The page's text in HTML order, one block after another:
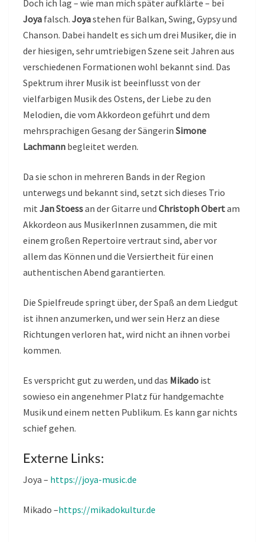
Doch ich lag – wie man mich später aufklärte – bei
Joya falsch. Joyastehen für Balkan, Swing, Gypsy und
Chanson. Dabei handelt es sich um drei Musiker, die in
der hiesigen, sehr umtriebigen Szene seit Jahren aus
verschiedenen Formationen wohl bekannt sind. Das
Spektrum ihrer Musik ist beeinflusst von der
vielfarbigen Musik des Ostens, der Liebe zu den
Melodien, die vom Akkordeon geführt und dem
mehrsprachigen Gesang der Sängerin Simone
Lachmann begleitet werden.
Da sie schon in mehreren Bands in der Region
unterwegs und bekannt sind, setzt sich dieses Trio
mit Jan Stoessan der Gitarre und Christoph Obertam
Akkordeon aus MusikerInnen zusammen, die mit
einem großen Repertoire vertraut sind, aber vor
allem das Können und die Versiertheit für einen
authentischen Abend garantierten.
Die Spielfreude springt über, der Spaß an dem Liedgut
ist ihnen anzumerken, und wer sein Herz an diese
Richtungen verloren hat, wird nicht an ihnen vorbei
kommen.
Es verspricht gut zu werden, und das Mikado ist
sowieso ein angenehmer Platz für handgemachte
Musik und einem netten Publikum. Es kann gar nichts
schief gehen.
Externe Links:
Joya – https://joya-music.de
Mikado –https://mikadokultur.de